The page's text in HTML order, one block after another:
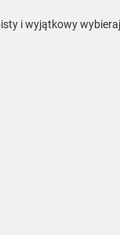
i wyjątkowy